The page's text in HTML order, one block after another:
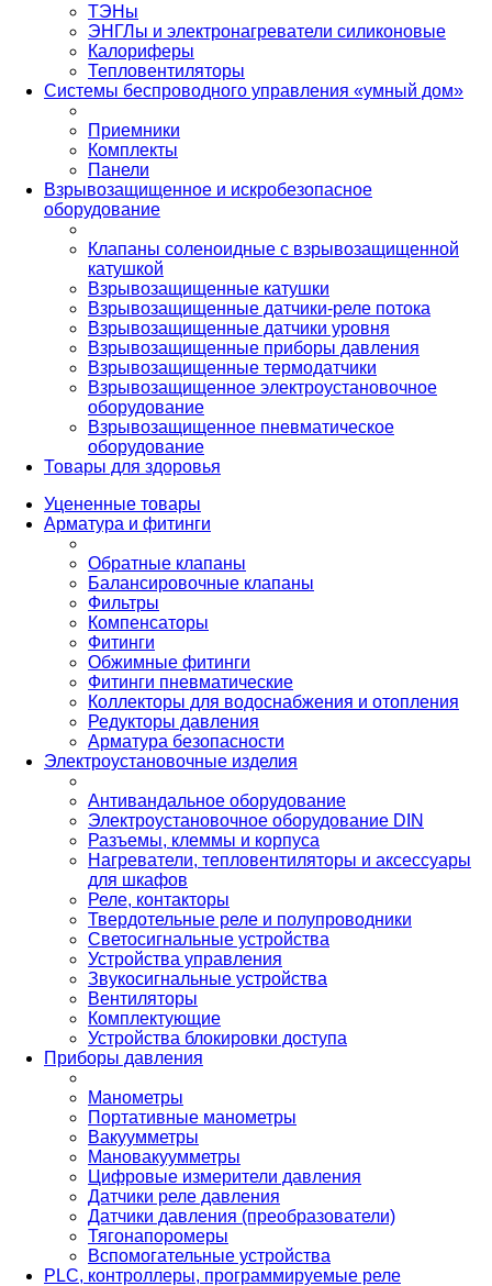
ТЭНы
ЭНГЛы и электронагреватели силиконовые
Калориферы
Тепловентиляторы
Системы беспроводного управления «умный дом»
Приемники
Комплекты
Панели
Взрывозащищенное и искробезопасное
оборудование
Клапаны соленоидные с взрывозащищенной
катушкой
Взрывозащищенные катушки
Взрывозащищенные датчики-реле потока
Взрывозащищенные датчики уровня
Взрывозащищенные приборы давления
Взрывозащищенные термодатчики
Взрывозащищенное электроустановочное
оборудование
Взрывозащищенное пневматическое
оборудование
Товары для здоровья
Уцененные товары
Арматура и фитинги
Обратные клапаны
Балансировочные клапаны
Фильтры
Компенсаторы
Фитинги
Обжимные фитинги
Фитинги пневматические
Коллекторы для водоснабжения и отопления
Редукторы давления
Арматура безопасности
Электроустановочные изделия
Антивандальное оборудование
Электроустановочное оборудование DIN
Разъемы, клеммы и корпуса
Нагреватели, тепловентиляторы и аксессуары
для шкафов
Реле, контакторы
Твердотельные реле и полупроводники
Светосигнальные устройства
Устройства управления
Звукосигнальные устройства
Вентиляторы
Комплектующие
Устройства блокировки доступа
Приборы давления
Манометры
Портативные манометры
Вакуумметры
Мановакуумметры
Цифровые измерители давления
Датчики реле давления
Датчики давления (преобразователи)
Тягонапоромеры
Вспомогательные устройства
PLС, контроллеры, программируемые реле